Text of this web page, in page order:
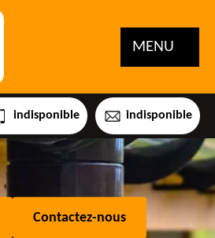
MENU
indisponible indisponible
Contactez-nous